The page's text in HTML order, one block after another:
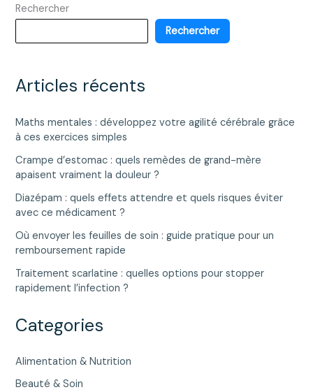
Rechercher
Rechercher
Articles récents
Maths mentales : développez votre agilité cérébrale grâce
à ces exercices simples
Crampe d’estomac : quels remèdes de grand-mère
apaisent vraiment la douleur ?
Diazépam : quels effets attendre et quels risques éviter
avec ce médicament ?
Où envoyer les feuilles de soin : guide pratique pour un
remboursement rapide
Traitement scarlatine : quelles options pour stopper
rapidement l’infection ?
Categories
Alimentation & Nutrition
Beauté & Soin